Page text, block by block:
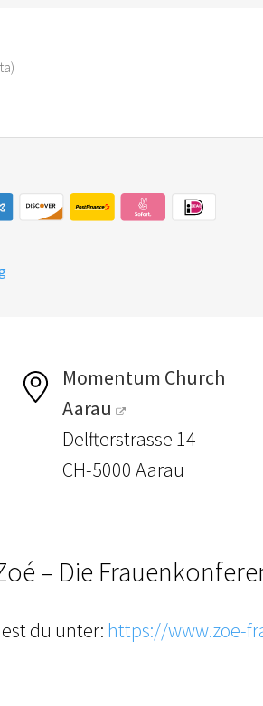
Momentum Church
Aarau
Delfterstrasse 14
CH-5000 Aarau
– Die
du unter: https://www.zoe-